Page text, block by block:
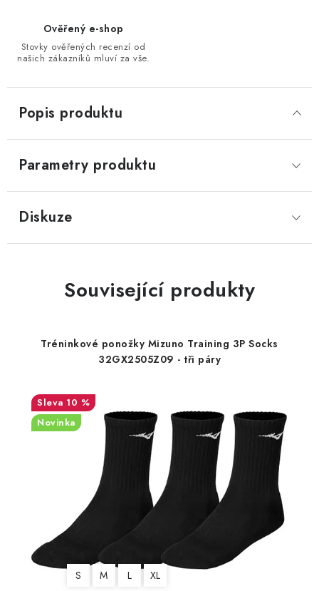
Ověřený e-shop
Stovky ověřených recenzí od
našich zákazníků mluví za vše.
Popis produktu
Parametry produktu
Diskuze
Související produkty
Tréninkové ponožky Mizuno Training 3P Socks
32GX2505Z09 - tři páry
10 %
Novinka
S M L XL